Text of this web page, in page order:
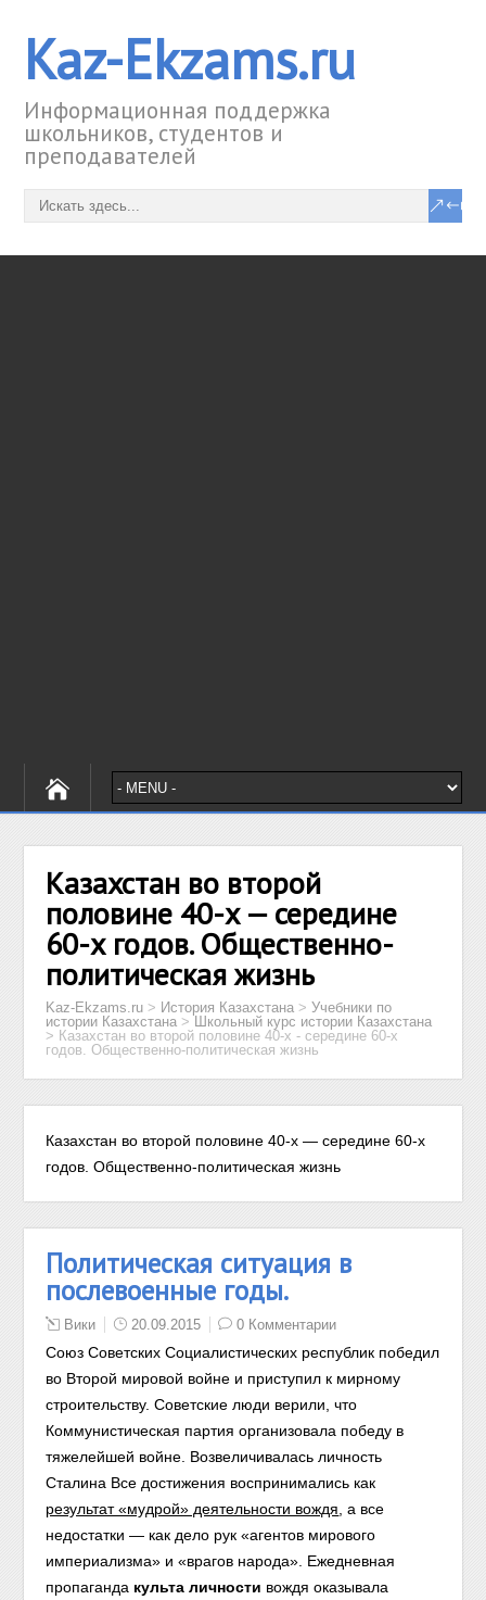
Kaz-Ekzams.ru
Информационная поддержка
школьников, студентов и
преподавателей
Казахстан во второй
половине 40-х — середине
60-х годов. Общественно-
политическая жизнь
Kaz-Ekzams.ru > История Казахстана >Учебники по
истории Казахстана > Школьный курс истории Казахстана
> Казахстан во второй половине 40-х - середине 60-х
годов. Общественно-политическая жизнь
Казахстан во второй половине 40-х — середине 60-х
годов. Общественно-политическая жизнь
Политическая ситуация в
послевоенные годы.
Вики 20.09.2015 0 Комментарии
Союз Советских Социалистических республик победил
во Второй мировой войне и приступил к мирному
строительству. Советские люди верили, что
Коммунистическая партия организовала победу в
тяжелейшей войне. Возвеличивалась личность
Сталина Все достижения воспринимались как
результат «мудрой» деятельности вождя ,а все
недостатки — как дело рук «агентов мирового
империализма» и «врагов народа». Ежедневная
пропаганда культа личности вождя оказывала